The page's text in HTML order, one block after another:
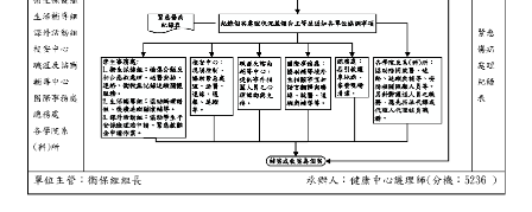
新生、轉學生健康檢查注意事項
健康促進專區